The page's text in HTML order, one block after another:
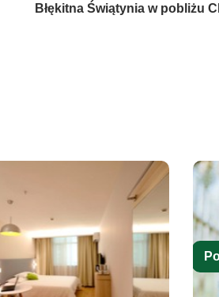
Błękitna Świątynia w pobliżu